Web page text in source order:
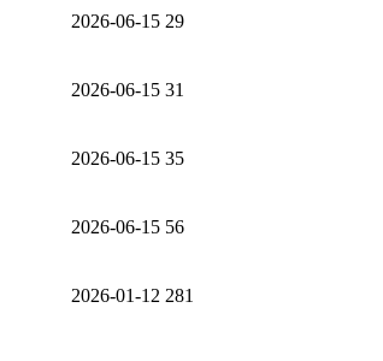
2026-06-15 29
2026-06-15 31
2026-06-15 35
2026-06-15 56
2026-01-12 281